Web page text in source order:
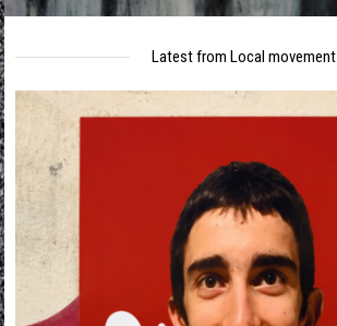
Latest from Local movement